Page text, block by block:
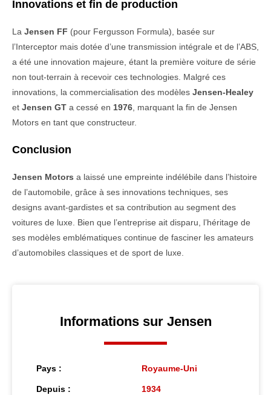
Innovations et fin de production
La Jensen FF (pour Fergusson Formula), basée sur
l’Interceptor mais dotée d’une transmission intégrale et de l’ABS,
a été une innovation majeure, étant la première voiture de série
non tout-terrain à recevoir ces technologies. Malgré ces
innovations, la commercialisation des modèles Jensen-Healey
et Jensen GT a cessé en 1976, marquant la fin de Jensen
Motors en tant que constructeur.
Conclusion
Jensen Motors a laissé une empreinte indélébile dans l’histoire
de l’automobile, grâce à ses innovations techniques, ses
designs avant-gardistes et sa contribution au segment des
voitures de luxe. Bien que l’entreprise ait disparu, l’héritage de
ses modèles emblématiques continue de fasciner les amateurs
d’automobiles classiques et de sport de luxe.
Informations sur Jensen
Pays : Royaume-Uni
Depuis : 1934